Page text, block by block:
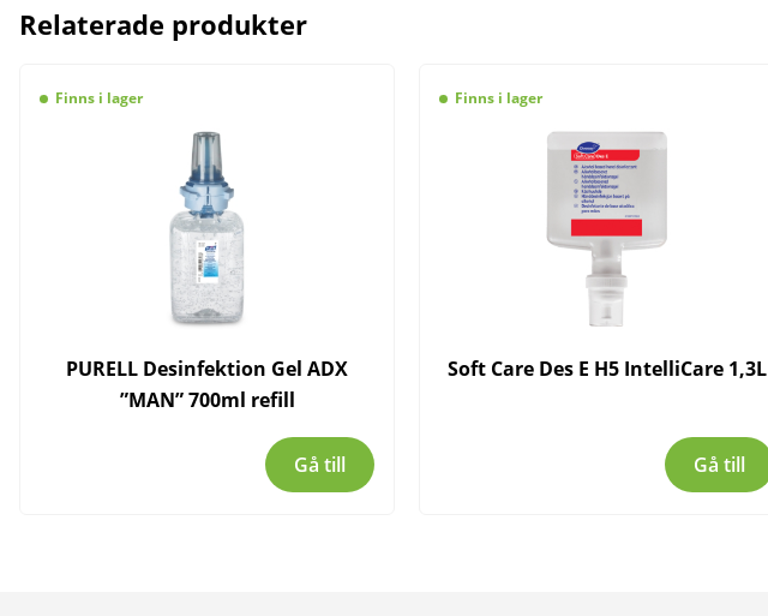
Relaterade produkter
Finns i lager
PURELL Desinfektion Gel ADX
”MAN” 700ml refill
Gå till
Finns i lager
Soft Care Des E H5 IntelliCare 1,3L
Gå till